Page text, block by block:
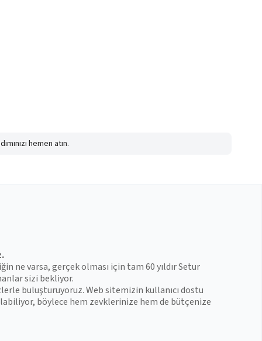
hemen atın.
ne varsa, gerçek olması için tam 60 yıldır Setur
sizi bekliyor.
buluşturuyoruz. Web sitemizin kullanıcı dostu
böylece hem zevklerinize hem de bütçenize